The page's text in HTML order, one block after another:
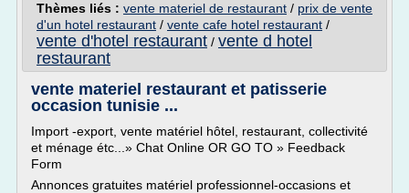
Thèmes liés : vente materiel de restaurant / prix de vente
d'un hotel restaurant / vente cafe hotel restaurant /
vente d'hotel restaurant / vente d hotel
restaurant
vente materiel restaurant et patisserie
occasion tunisie ...
Import -export, vente matériel hôtel, restaurant, collectivité
et ménage étc...» Chat Online OR GO TO » Feedback
Form
Annonces gratuites matériel professionnel-occasions et